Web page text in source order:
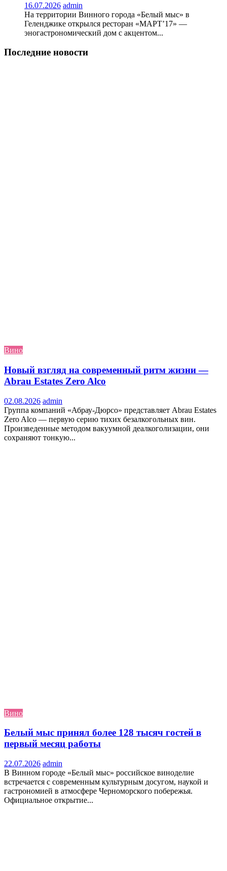
16.07.2026 admin
На территории Винного города «Белый мыс» в
Геленджике открылся ресторан «МАРТ’17» —
эногастрономический дом с акцентом...
Последние новости
Вино
Новый взгляд на современный ритм жизни —
Abrau Estates Zero Alco
02.08.2026 admin
Группа компаний «Абрау-Дюрсо» представляет Abrau Estates
Zero Alco — первую серию тихих безалкогольных вин.
Произведенные методом вакуумной деалкоголизации, они
сохраняют тонкую...
Вино
Белый мыс принял более 128 тысяч гостей в
первый месяц работы
22.07.2026 admin
В Винном городе «Белый мыс» российское виноделие
встречается с современным культурным досугом, наукой и
гастрономией в атмосфере Черноморского побережья.
Официальное открытие...